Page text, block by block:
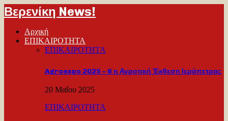
Βερενίκη News!
Αρχική
ΕΠΙΚΑΙΡΟΤΗΤΑ
ΕΠΙΚΑΙΡΟΤΗΤΑ
Agroexpo 2025 – 6 η Αγροτική Έκθεση Ιεράπετρας
20 Μαΐου 2025
ΕΠΙΚΑΙΡΟΤΗΤΑ